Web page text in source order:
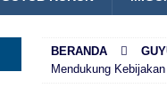
BERANDA
Mendukung